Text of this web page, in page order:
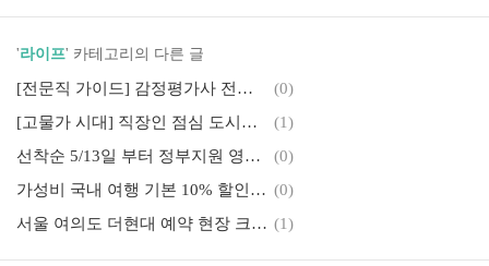
'라이프' 카테고리의 다른 글
[전문직 가이드] 감정평가사 전망과 현실, 준비과정부터 합격까지 필요한 총비용 정리(박문각 감정평가사)
(0)
[고물가 시대] 직장인 점심 도시락 정기구독 및 가성비 점심 밀키트 추천 3종 비교
(1)
선착순 5/13일 부터 정부지원 영화 6천원 할인 방법, 할인권 발행일
(0)
가성비 국내 여행 기본 10% 할인 받는 방법(ktx힘내라청춘, 여행사샵백, 제주탐나는전 주유소 등) (0)
서울 여의도 더현대 예약 현장 크리스마스 링크 및 예약없이 입장꿀팁 (1)